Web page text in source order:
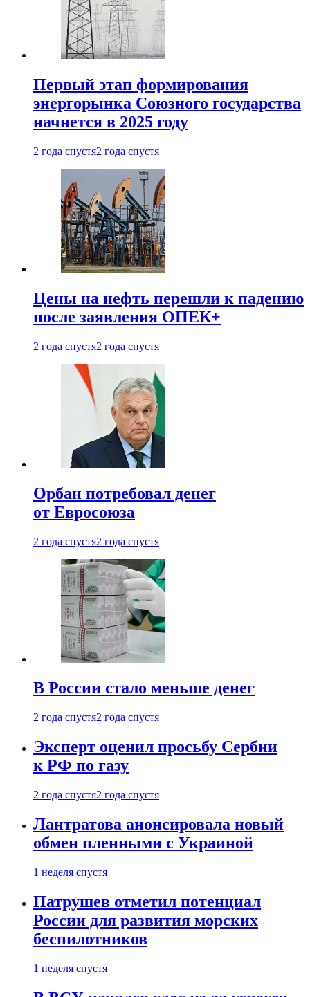
Первый этап формирования
энергорынка Союзного государства
начнется в 2025 году
2 года спустя2 года спустя
Цены на нефть перешли к падению
после заявления ОПЕК+
2 года спустя2 года спустя
Орбан потребовал денег
от Евросоюза
2 года спустя2 года спустя
В России стало меньше денег
2 года спустя2 года спустя
Эксперт оценил просьбу Сербии
к РФ по газу
2 года спустя2 года спустя
Лантратова анонсировала новый
обмен пленными с Украиной
1 неделя спустя
Патрушев отметил потенциал
России для развития морских
беспилотников
1 неделя спустя